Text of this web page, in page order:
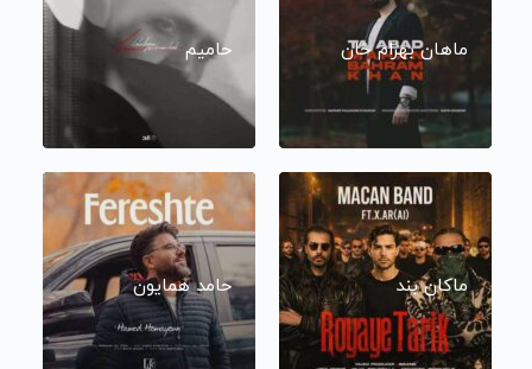
ماهان بهرام خان حامیم
ماکان بند حامد همایون